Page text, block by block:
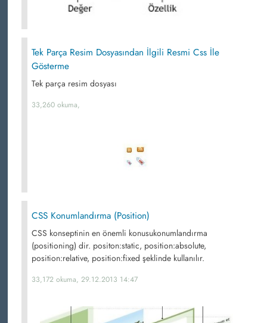
Tek Parça Resim Dosyasından İlgili Resmi Css İle
Gösterme
Tek parça resim dosyası
33,260 okuma,
CSS Konumlandırma (Position)
CSS konseptinin en önemli konusukonumlandırma
(positioning) dir. positon:static, position:absolute,
position:relative, position:fixed şeklinde kullanılır.
33,172 okuma, 29.12.2013 14:47